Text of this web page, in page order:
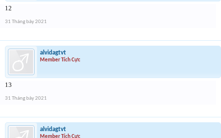
12
31 Tháng bảy 2021
alvidagtvt
Member Tích Cực
13
31 Tháng bảy 2021
alvidagtvt
Member Tích Cực